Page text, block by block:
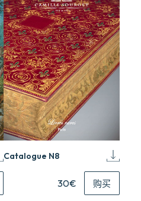
Catalogue N8
30€ 购买